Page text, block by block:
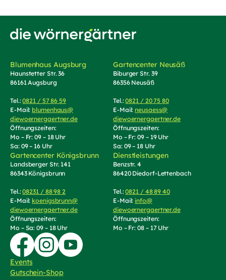
Barauszahlung ist ausgeschlossen.
Zur Sicherheitsprüfung verwenden wir
Google reCAPTCHA.
Es gelten die
Datenschutzbestimmungen
undNutzungsbedingungen(externer Link, öffnet in
von Google.*
Senden
Zur Startseite von Die Wörnergärtner
Zur Facebook-Seite von Die Wörnergärtner
Zur Instagram-Seite von die Wörnergärtner
Zum YouTube-Kanal von Die Wörnergärtner
Events
Gutschein-Shop(externer Link, öffnet in neuem Tab)
Blumenhaus Augsburg
Haunstetter Str. 36
86161 Augsburg
Tel.:0821 / 57 86 59(Telefonnummer anrufen)
E-Mail:blumenhaus@
diewoernergaertner.de(E-Mail schreiben, öffnet Mail-Programm)
Öffnungszeiten:
Mo – Fr: 09 – 18 Uhr
Sa: 09 – 16 Uhr
Gartencenter Neusäß
Biburger Str. 39
86356 Neusäß
Tel.:0821 / 20 75 80(Telefonnummer
E-Mail:neusaess@
diewoernergaertner.de(E-Mail
Öffnungszeiten:
Mo – Fr: 09 – 19 Uhr
Sa: 09 – 18 Uhr
Gartencenter Königsbrunn
Landsberger Str. 141
86343 Königsbrunn
Tel.:08231 / 88 98 2 (Telefonnummer anrufen)
E-Mail:koenigsbrunn@
diewoernergaertner.de(E-Mail schreiben, öffnet Mail-Programm)
Öffnungszeiten:
Mo – Sa: 09 – 18 Uhr
Dienstleistungen
Benzstr. 4
86420 Diedorf-Lettenbach
Tel.:0821 / 48 89 40(Telefonnummer
E-Mail: info@
diewoernergaertner.de(E-Mail
Öffnungszeiten:
Mo – Fr: 08 – 17 Uhr